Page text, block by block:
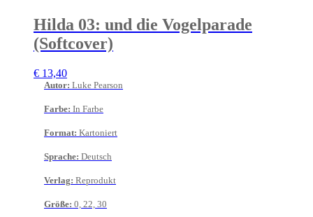
Hilda 03: und die Vogelparade
(Softcover)
€ 13,40
Autor: Luke Pearson
Farbe: In Farbe
Format: Kartoniert
Sprache: Deutsch
Verlag: Reprodukt
Größe: 0, 22, 30